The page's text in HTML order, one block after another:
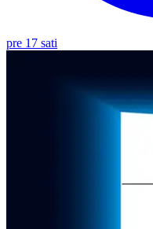
pre 17 sati